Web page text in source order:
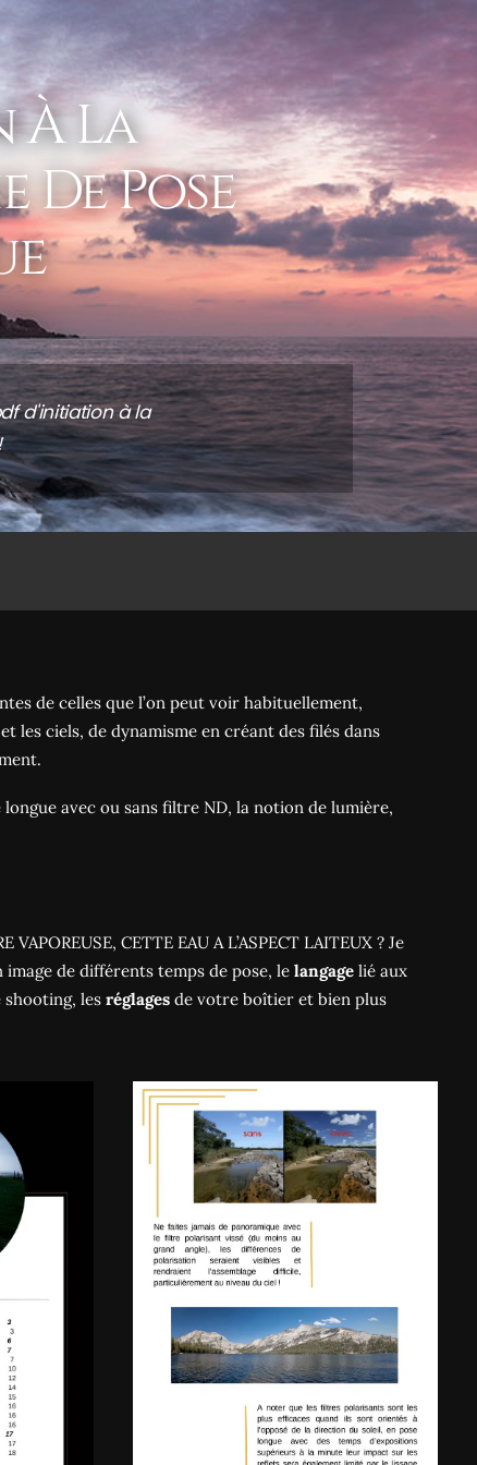
La
Pose
d'initiation à la
de celles que l’on peut voir habituellement,
les ciels, de dynamisme en créant des filés dans
avec ou sans filtre ND, la notion de lumière,
CETTE EAU A L’ASPECT LAITEUX ? Je
image de différents temps de pose, le langage lié aux
les réglages de votre boîtier et bien plus